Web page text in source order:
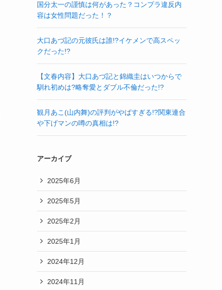
国分太一の謹慎は何があった？コンプラ違反内
容は女性問題だった！？
大口あづ記の元彼氏は誰!?イケメンで高スペッ
クだった!?
【文春内容】大口あづ記と錦織圭はいつからで
馴れ初めは?略奪愛とダブル不倫だった!?
観月あこ(山内舞)の評判がやばすぎる!?関東連合
や下げマンの噂の真相は!?
アーカイブ
2025年6月
2025年5月
2025年2月
2025年1月
2024年12月
2024年11月